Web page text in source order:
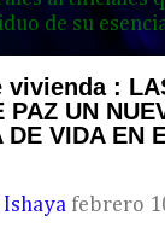
de su
:
PAZ UN
DE VIDA EN
Ishaya febrero